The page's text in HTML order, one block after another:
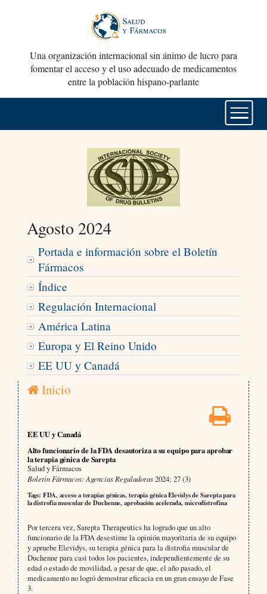
Una organización internacional sin ánimo de lucro para
fomentar el acceso y el uso adecuado de medicamentos
entre la población hispano-parlante
Agosto 2024
Portada e información sobre el Boletín
Fármacos
Índice
Regulación Internacional
América Latina
Europa y El Reino Unido
EE UU y Canadá
Inicio
EE UU y Canadá
Alto funcionario de la FDA desautoriza a su equipo para aprobar
la terapia génica de Sarepta
Salud y Fármacos
Boletín Fármacos: Agencias Reguladoras2024; 27 (3)
Tags: FDA, acceso a terapias génicas, terapia génica Elevidys de Sarepta para
la distrofia muscular de Duchenne, aprobación acelerada, microdistrofina
Por tercera vez, Sarepta Therapeutics ha logrado que un alto
funcionario de la FDA desestime la opinión mayoritaria de su equipo
y apruebe Elevidys, su terapia génica para la distrofia muscular de
Duchenne para casi todos los pacientes, independientemente de su
edad o estado de movilidad, a pesar de que, el año pasado, el
medicamento no logró demostrar eficacia en un gran ensayo de Fase
3.